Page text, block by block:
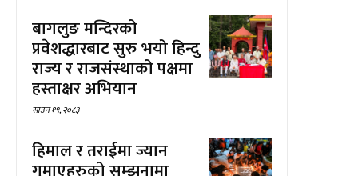
बागलुङ मन्दिरको
प्रवेशद्धारबाट सुरु भयो हिन्दु
राज्य र राजसंस्थाको पक्षमा
हस्ताक्षर अभियान
साउन १९, २०८३
हिमाल र तराईमा ज्यान